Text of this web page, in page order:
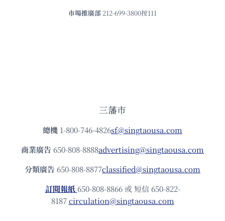
市場推廣部 212-699-3800按111
三藩市
總機 1-800-746-4826sf@singtaousa.com
商業廣告 650-808-8888advertising@singtaousa.com
分類廣告 650-808-8877classified@singtaousa.com
訂閱報紙 650-808-8866 或 短信 650-822-
8187circulation@singtaousa.com